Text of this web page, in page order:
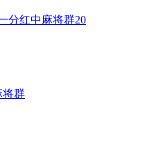
分红中麻将群20
将群